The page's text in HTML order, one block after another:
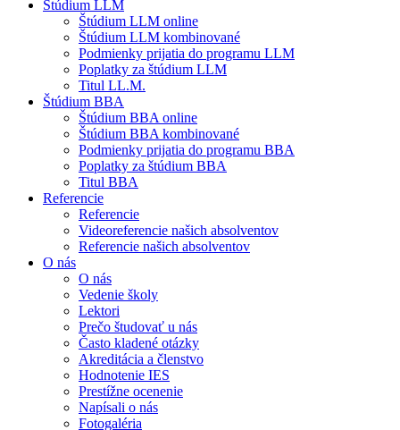
Štúdium LLM
Štúdium LLM online
Štúdium LLM kombinované
Podmienky prijatia do programu LLM
Poplatky za štúdium LLM
Titul LL.M.
Štúdium BBA
Štúdium BBA online
Štúdium BBA kombinované
Podmienky prijatia do programu BBA
Poplatky za štúdium BBA
Titul BBA
Referencie
Referencie
Videoreferencie našich absolventov
Referencie našich absolventov
O nás
O nás
Vedenie školy
Lektori
Prečo študovať u nás
Často kladené otázky
Akreditácia a členstvo
Hodnotenie IES
Prestížne ocenenie
Napísali o nás
Fotogaléria